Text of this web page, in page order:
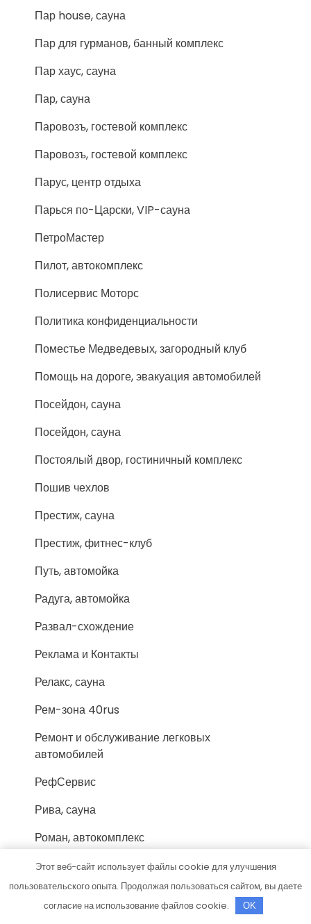
Пар house, сауна
Пар для гурманов, банный комплекс
Пар хаус, сауна
Пар, сауна
Паровозъ, гостевой комплекс
Паровозъ, гостевой комплекс
Парус, центр отдыха
Парься по-Царски, VIP-сауна
ПетроМастер
Пилот, автокомплекс
Полисервис Моторс
Политика конфиденциальности
Поместье Медведевых, загородный клуб
Помощь на дороге, эвакуация автомобилей
Посейдон, сауна
Посейдон, сауна
Постоялый двор, гостиничный комплекс
Пошив чехлов
Престиж, сауна
Престиж, фитнес-клуб
Путь, автомойка
Радуга, автомойка
Развал-схождение
Реклама и Контакты
Релакс, сауна
Рем-зона 40rus
Ремонт и обслуживание легковых
автомобилей
РефСервис
Рива, сауна
Роман, автокомплекс
Русская баня, Русская баня
Русские бани на Руше, оздоровительный
комплекс
Этот веб-сайт использует файлы cookie для улучшения
пользовательского опыта. Продолжая пользоваться сайтом, вы даете
согласие на использование файлов cookie.
OK